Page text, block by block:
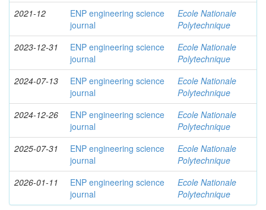
2021-12
ENP engineering science
journal
Ecole Nationale
Polytechnique
2023-12-31
ENP engineering science
journal
Ecole Nationale
Polytechnique
2024-07-13
ENP engineering science
journal
Ecole Nationale
Polytechnique
2024-12-26
ENP engineering science
journal
Ecole Nationale
Polytechnique
2025-07-31
ENP engineering science
journal
Ecole Nationale
Polytechnique
2026-01-11
ENP engineering science
journal
Ecole Nationale
Polytechnique